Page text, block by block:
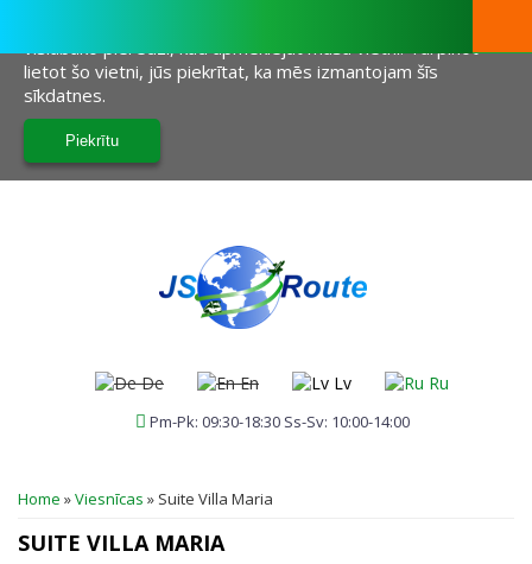
vislabāko pieredzi, kad apmeklējat mūsu vietni. Turpinot
lietot šo vietni, jūs piekrītat, ka mēs izmantojam šīs
sīkdatnes.
De En Lv Ru
Pm-Pk: 09:30-18:30 Ss-Sv: 10:00-14:00
JŪS ATRODATIES ŠEIT
Home »Viesnīcas » Suite Villa Maria
SUITE VILLA MARIA